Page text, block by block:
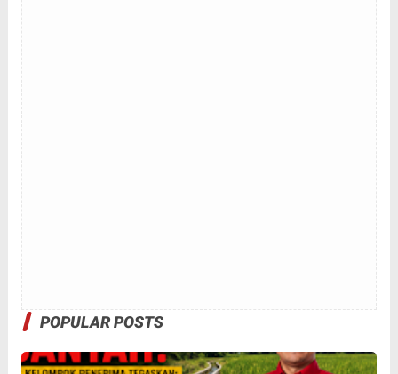
POPULAR POSTS